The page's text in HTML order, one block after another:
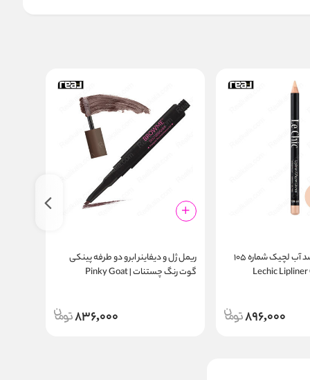
مداد کانتور لب ضد آب لچیک شماره ۱۰۵
Lechic
896,000
ریمل ژل و دیفاینر ابرو دو طرفه پینکی
گوت رنگ چستنات | Pinky Goat
836,000